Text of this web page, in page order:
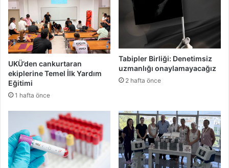
UKÜ’den cankurtaran
ekiplerine Temel İlk Yardım
Eğitimi
1 hafta önce
Tabipler Birliği: Denetimsiz
uzmanlığı onaylamayacağız
2 hafta önce